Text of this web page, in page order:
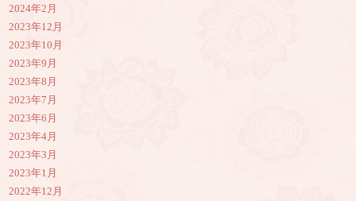
2024年2月
2023年12月
2023年10月
2023年9月
2023年8月
2023年7月
2023年6月
2023年4月
2023年3月
2023年1月
2022年12月